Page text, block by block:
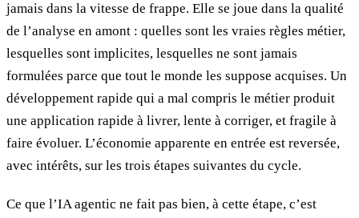
jamais dans la vitesse de frappe. Elle se joue dans la qualité
de l’analyse en amont : quelles sont les vraies règles métier,
lesquelles sont implicites, lesquelles ne sont jamais
formulées parce que tout le monde les suppose acquises. Un
développement rapide qui a mal compris le métier produit
une application rapide à livrer, lente à corriger, et fragile à
faire évoluer. L’économie apparente en entrée est reversée,
avec intérêts, sur les trois étapes suivantes du cycle.
Ce que l’IA agentic ne fait pas bien, à cette étape, c’est